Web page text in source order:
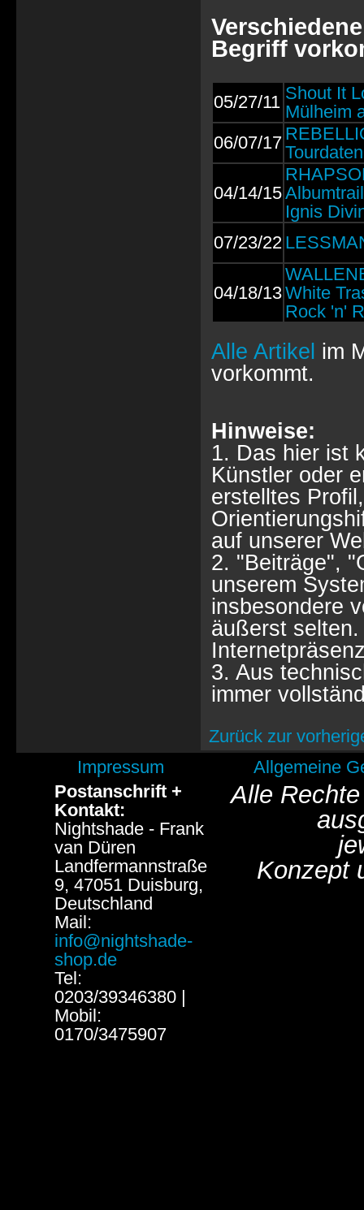
Begriff
05/27/11 Shout It
Mülheim
06/07/17Tourdaten
04/14/15
Ignis
07/23/22
04/18/13White
Rock 'n'
Alle Artikel im
vorkommt.
Hinweise:
1. Das hier ist
Künstler oder
erstelltes
auf unserer
2. "Beiträge",
unserem
insbesondere
äußerst
3. Aus
immer
Zurück zur
Impressum
Allgemeine
Postanschrift +
Kontakt:
Nightshade - Frank
van Düren
Landfermannstraße
9, 47051 Duisburg,
Deutschland
Mail:
info@nightshade-
shop.de
Tel:
0203/39346380 |
Mobil:
0170/3475907
Alle
Konzept